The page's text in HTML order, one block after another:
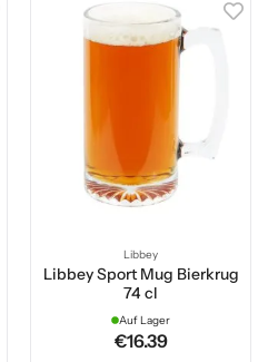
Libbey
Libbey Sport Mug Bierkrug
74 cl
Auf Lager
€16.39